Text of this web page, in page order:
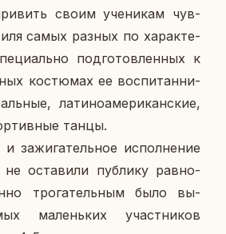
своим уче­ни­кам чув­
самых разных по ха­рак­те­
под­го­тов­лен­ных к
ко­стю­мах ее вос­пи­тан­ни­
ла­ти­но­аме­ри­кан­ские,
танцы.
за­жи­га­тель­ное ис­пол­не­ние
оста­ви­ли пуб­ли­ку рав­но­
тро­га­тель­ным было вы­
ма­лень­ких участ­ни­ков